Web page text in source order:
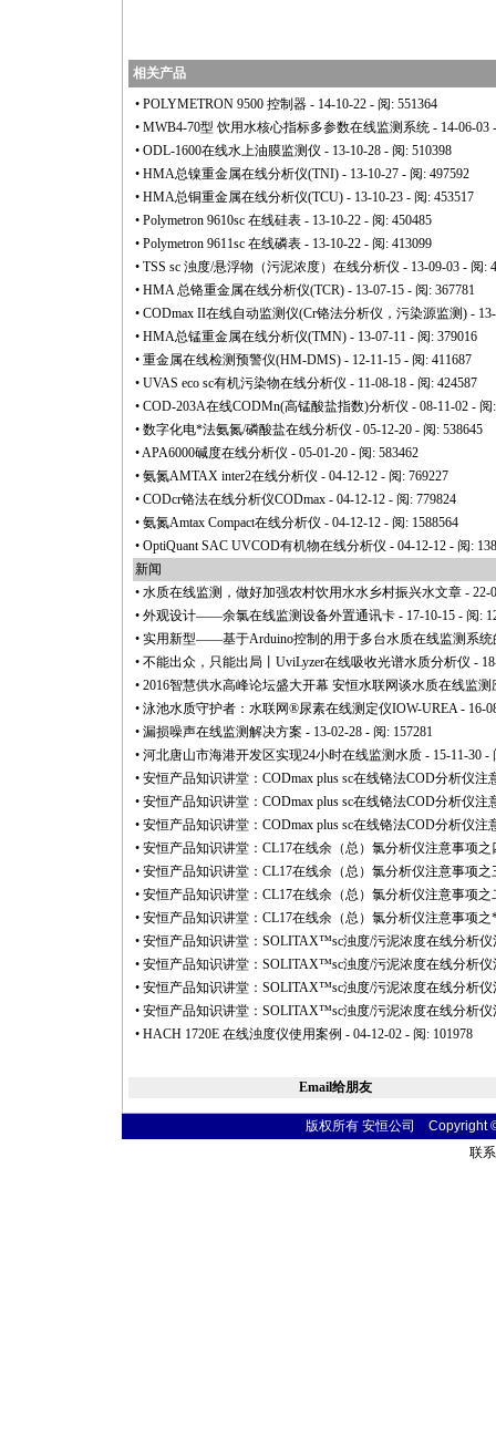
相关产品
• POLYMETRON 9500 控制器 - 14-10-22 - 阅: 551364
• MWB4-70型 饮用水核心指标多参数在线监测系统 - 14-06-03
• ODL-1600在线水上油膜监测仪 - 13-10-28 - 阅: 510398
• HMA总镍重金属在线分析仪(TNI) - 13-10-27 - 阅: 497592
• HMA总铜重金属在线分析仪(TCU) - 13-10-23 - 阅: 453517
• Polymetron 9610sc 在线硅表 - 13-10-22 - 阅: 450485
• Polymetron 9611sc 在线磷表 - 13-10-22 - 阅: 413099
• TSS sc 浊度/悬浮物（污泥浓度）在线分析仪 - 13-09-03 - 阅:
• HMA 总铬重金属在线分析仪(TCR) - 13-07-15 - 阅: 367781
• CODmax II在线自动监测仪(Cr铬法分析仪，污染源监测) -
• HMA总锰重金属在线分析仪(TMN) - 13-07-11 - 阅: 379016
• 重金属在线检测预警仪(HM-DMS) - 12-11-15 - 阅: 411687
• UVAS eco sc有机污染物在线分析仪 - 11-08-18 - 阅: 424587
• COD-203A在线CODMn(高锰酸盐指数)分析仪 - 08-11-02 - 阅
• 数字化电*法氨氮/磷酸盐在线分析仪 - 05-12-20 - 阅: 538645
•APA6000碱度在线分析仪 - 05-01-20 - 阅: 583462
• 氨氮AMTAX inter2在线分析仪 - 04-12-12 - 阅: 769227
• CODcr铬法在线分析仪CODmax - 04-12-12 - 阅: 779824
• 氨氮Amtax Compact在线分析仪 - 04-12-12 - 阅: 1588564
• OptiQuant SAC UVCOD有机物在线分析仪 - 04-12-12 - 阅:
新闻
• 水质在线监测，做好加强农村饮用水水乡村振兴水文章 - 22-
• 外观设计——余氯在线监测设备外置通讯卡 - 17-10-15 - 阅:
• 实用新型——基于Arduino控制的用于多台水质在线监测系统
• 不能出众，只能出局丨UviLyzer在线吸收光谱水质分析仪 -
• 2016智慧供水高峰论坛盛大开幕 安恒水联网谈水质在线监测
• 泳池水质守护者：水联网®尿素在线测定仪IOW-UREA- 16-
• 漏损噪声在线监测解决方案 - 13-02-28 - 阅: 157281
• 河北唐山市海港开发区实现24小时在线监测水质 - 15-11-30 -
• 安恒产品知识讲堂：CODmax plus sc在线铬法COD分析仪注
• 安恒产品知识讲堂：CODmax plus sc在线铬法COD分析仪注
• 安恒产品知识讲堂：CODmax plus sc在线铬法COD分析仪注
• 安恒产品知识讲堂：CL17在线余（总）氯分析仪注意事项之
• 安恒产品知识讲堂：CL17在线余（总）氯分析仪注意事项之
• 安恒产品知识讲堂：CL17在线余（总）氯分析仪注意事项之
• 安恒产品知识讲堂：CL17在线余（总）氯分析仪注意事项之
• 安恒产品知识讲堂：SOLITAX™sc浊度/污泥浓度在线分析仪
• 安恒产品知识讲堂：SOLITAX™sc浊度/污泥浓度在线分析仪
• 安恒产品知识讲堂：SOLITAX™sc浊度/污泥浓度在线分析仪
• 安恒产品知识讲堂：SOLITAX™sc浊度/污泥浓度在线分析仪
• HACH 1720E 在线浊度仪使用案例 - 04-12-02 - 阅: 101978
Email给朋友
版权所有 安恒公司 Copyright
联